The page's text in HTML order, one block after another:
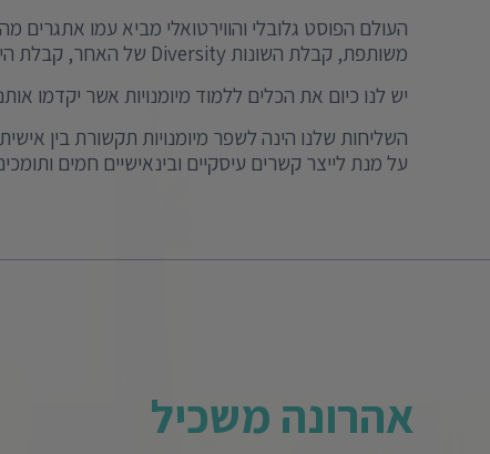
משותפת, קבלת השונות Diversity של האחר, קבלת היצירתיות של האחר ועוד.
יש לנו כיום את הכלים ללמוד מיומנויות אשר יקדמו
השליחות שלנו הינה לשפר מיומנויות תקשורת בין
על מנת לייצר קשרים עיסקיים ובינאישיים חמים
אהרונה משכיל